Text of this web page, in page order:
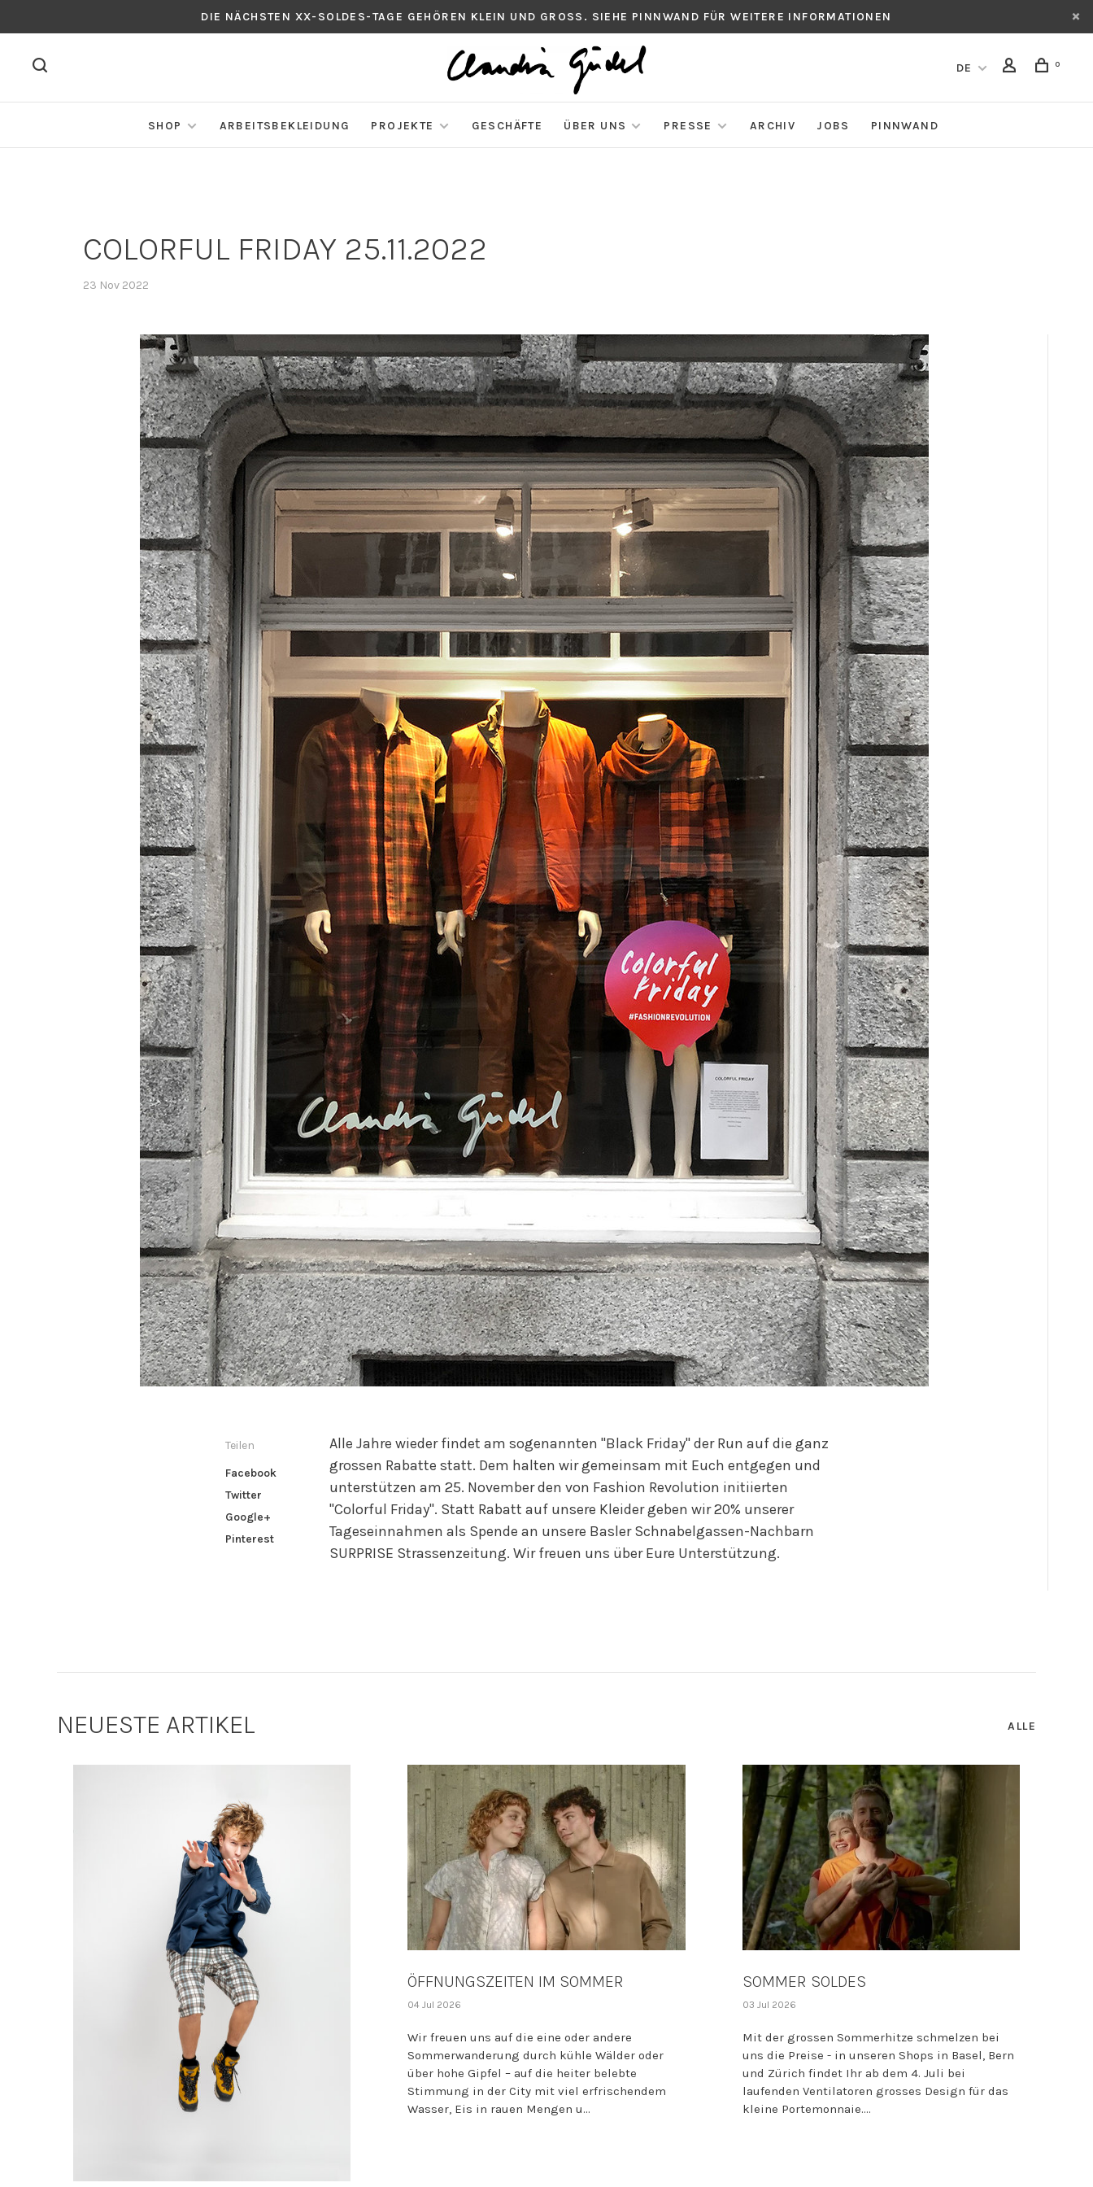
DIE NÄCHSTEN XX-SOLDES-TAGE GEHÖREN KLEIN UND GROSS. SIEHE PINNWAND FÜR WEITERE INFORMATIONEN
DE 0
SHOP ARBEITSBEKLEIDUNG PROJEKTE GESCHÄFTE ÜBER UNS PRESSE ARCHIV JOBS PINNWAND
COLORFUL FRIDAY 25.11.2022
23 Nov 2022
Teilen
Facebook
Twitter
Google+
Pinterest
Alle Jahre wieder findet am sogenannten "Black Friday" der Run auf die ganz
grossen Rabatte statt. Dem halten wir gemeinsam mit Euch entgegen und
unterstützen am 25. November den von Fashion Revolution initiierten
"Colorful Friday". Statt Rabatt auf unsere Kleider geben wir 20% unserer
Tageseinnahmen als Spende an unsere Basler Schnabelgassen-Nachbarn
SURPRISE Strassenzeitung. Wir freuen uns über Eure Unterstützung.
NEUESTE ARTIKEL ALLE
ÖFFNUNGSZEITEN IM SOMMER
04 Jul 2026
Wir freuen uns auf die eine oder andere
Sommerwanderung durch kühle Wälder oder
über hohe Gipfel – auf die heiter belebte
Stimmung in der City mit viel erfrischendem
Wasser, Eis in rauen Mengen u...
SOMMER SOLDES
03 Jul 2026
Mit der grossen Sommerhitze schmelzen bei
uns die Preise - in unseren Shops in Basel, Bern
und Zürich findet Ihr ab dem 4. Juli bei
laufenden Ventilatoren grosses Design für das
kleine Portemonnaie....